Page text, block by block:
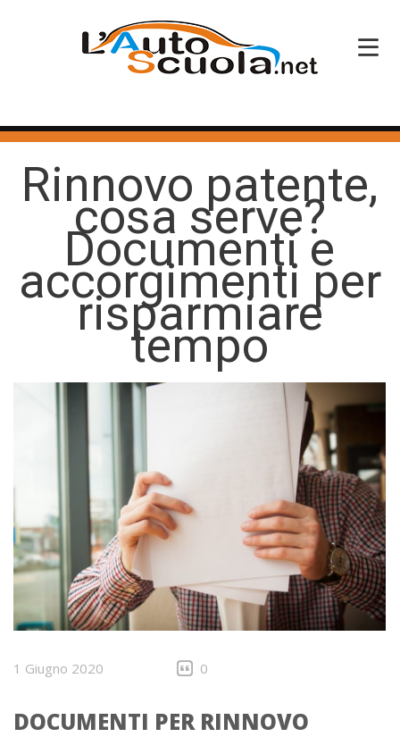
HOME
SERVIZI
CORSI PATENTE
CORSI PROFESSIONALI
PERCHÉ SCEGLIERCI
Rinnovo patente,
cosa serve?
Documenti e
accorgimenti per
risparmiare
tempo
1 Giugno 2020 0
DOCUMENTI PER RINNOVO